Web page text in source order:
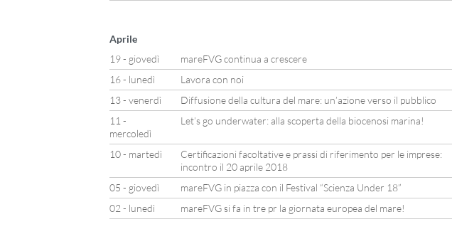
Aprile
19 - giovedì
mareFVG continua a crescere
16 - lunedì
Lavora con noi
13 - venerdì
Diffusione della cultura del mare: un’azione verso il pubblico
11 -
mercoledì
Let’s go underwater: alla scoperta della biocenosi marina!
10 - martedì
Certificazioni facoltative e prassi di riferimento per le imprese:
incontro il 20 aprile 2018
05 - giovedì
mareFVG in piazza con il Festival “Scienza Under 18”
02 - lunedì
mareFVG si fa in tre pr la giornata europea del mare!